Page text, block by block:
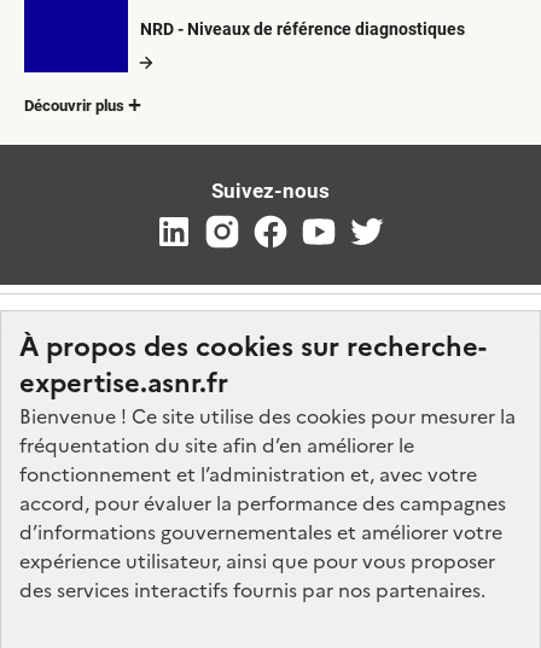
À propos des cookies sur recherche-
expertise.asnr.fr
Bienvenue ! Ce site utilise des cookies pour mesurer la
fréquentation du site afin d’en améliorer le
fonctionnement et l’administration et, avec votre
accord, pour évaluer la performance des campagnes
d’informations gouvernementales et améliorer votre
expérience utilisateur, ainsi que pour vous proposer
des services interactifs fournis par nos partenaires.
NRD - Niveaux de référence diagnostiques
Découvrir plus
Suivez-nous
Nos marchés
Nos offres d'emploi
FAQ
Glossaire